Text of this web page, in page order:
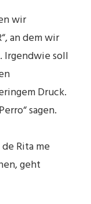
wir
an dem wir
Irgendwie soll
Druck.
sagen.
Rita me
geht